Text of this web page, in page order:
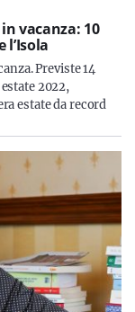
vacanza: 10
Previste 14
2022,
estate da record